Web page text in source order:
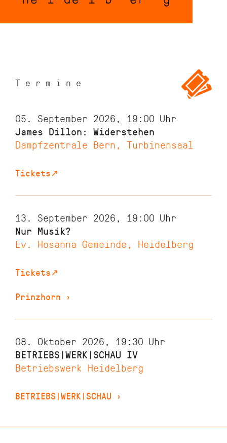
Termine
05. September 2026, 19:00 Uhr
James Dillon: Widerstehen
Dampfzentrale Bern, Turbinensaal
Tickets↗
13. September 2026, 19:00 Uhr
Nur Musik?
Ev. Hosanna Gemeinde, Heidelberg
Tickets↗
Prinzhorn ›
08. Oktober 2026, 19:30 Uhr
BETRIEBS|WERK|SCHAU IV
Betriebswerk Heidelberg
BETRIEBS|WERK|SCHAU ›